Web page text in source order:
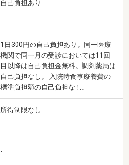
自己負担あり
1日300円の自己負担あり。同一医療
機関で同一月の受診においては11回
目以降は自己負担金無料。調剤薬局は
自己負担なし。 入院時食事療養費の
標準負担額の自己負担なし。
所得制限なし
-